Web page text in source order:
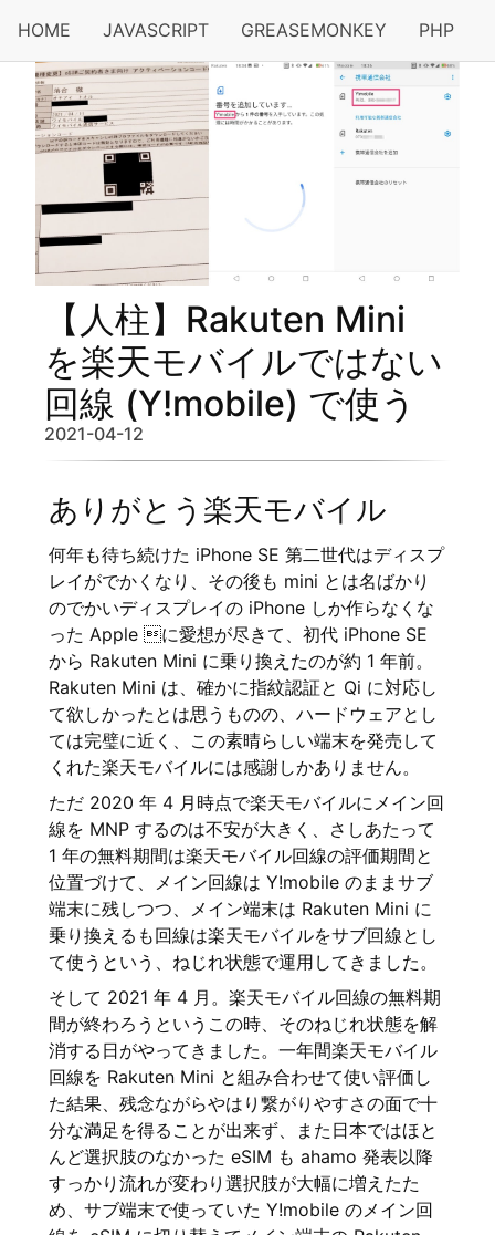
HOME JAVASCRIPT GREASEMONKEY PHP
【人柱】Rakuten Mini
を楽天モバイルではない
回線 (Y!mobile) で使う
2021-04-12
ありがとう楽天モバイル
何年も待ち続けた iPhone SE 第二世代はディスプ
レイがでかくなり、その後も mini とは名ばかり
のでかいディスプレイの iPhone しか作らなくな
った Apple に愛想が尽きて、初代 iPhone SE
から Rakuten Mini に乗り換えたのが約 1 年前。
Rakuten Mini は、確かに指紋認証と Qi に対応し
て欲しかったとは思うものの、ハードウェアとし
ては完璧に近く、この素晴らしい端末を発売して
くれた楽天モバイルには感謝しかありません。
ただ 2020 年 4 月時点で楽天モバイルにメイン回
線を MNP するのは不安が大きく、さしあたって
1 年の無料期間は楽天モバイル回線の評価期間と
位置づけて、メイン回線は Y!mobile のままサブ
端末に残しつつ、メイン端末は Rakuten Mini に
乗り換えるも回線は楽天モバイルをサブ回線とし
て使うという、ねじれ状態で運用してきました。
そして 2021 年 4 月。楽天モバイル回線の無料期
間が終わろうというこの時、そのねじれ状態を解
消する日がやってきました。一年間楽天モバイル
回線を Rakuten Mini と組み合わせて使い評価し
た結果、残念ながらやはり繋がりやすさの面で十
分な満足を得ることが出来ず、また日本ではほと
んど選択肢のなかった eSIM も ahamo 発表以降
すっかり流れが変わり選択肢が大幅に増えたた
め、サブ端末で使っていた Y!mobile のメイン回